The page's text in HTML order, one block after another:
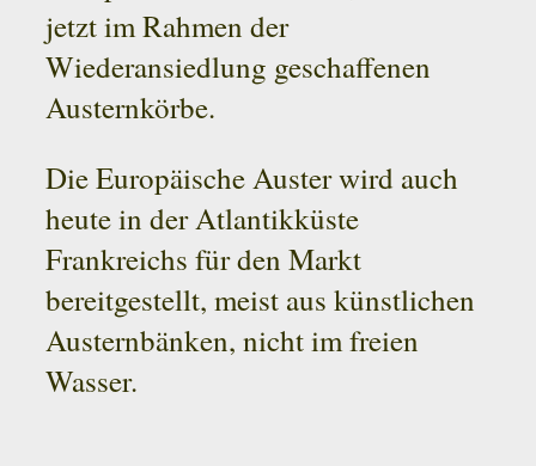
jetzt im Rahmen der
Wiederansiedlung geschaffenen
Austernkörbe.
Die Europäische Auster wird auch
heute in der Atlantikküste
Frankreichs für den Markt
bereitgestellt, meist aus künstlichen
Austernbänken, nicht im freien
Wasser.